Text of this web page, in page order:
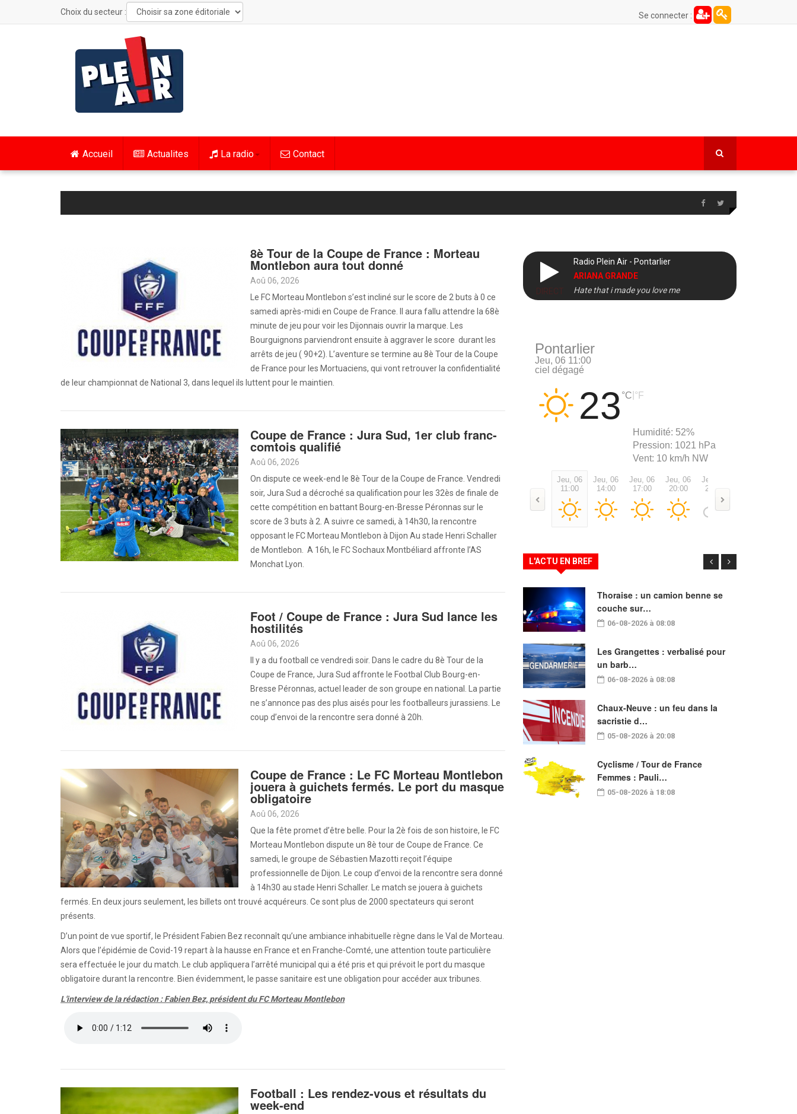
Choix du secteur : Se connecter :
Accueil Actualites La radio Contact
8è Tour de la Coupe de France : Morteau
Montlebon aura tout donné
Aoû 06, 2026
Le FC Morteau Montlebon s’est incliné sur le score de 2 buts à 0 ce
samedi après-midi en Coupe de France. Il aura fallu attendre la 68è
minute de jeu pour voir les Dijonnais ouvrir la marque. Les
Bourguignons parviendront ensuite à aggraver le score durant les
arrêts de jeu ( 90+2). L’aventure se termine au 8è Tour de la Coupe
de France pour les Mortuaciens, qui vont retrouver la confidentialité
de leur championnat de National 3, dans lequel ils luttent pour le maintien.
Coupe de France : Jura Sud, 1er club franc-
comtois qualifié
Aoû 06, 2026
On dispute ce week-end le 8è Tour de la Coupe de France. Vendredi
soir, Jura Sud a décroché sa qualification pour les 32ès de finale de
cette compétition en battant Bourg-en-Bresse Péronnas sur le
score de 3 buts à 2. A suivre ce samedi, à 14h30, la rencontre
opposant le FC Morteau Montlebon à Dijon Au stade Henri Schaller
de Montlebon. A 16h, le FC Sochaux Montbéliard affronte l’AS
Monchat Lyon.
Foot / Coupe de France : Jura Sud lance les
hostilités
Aoû 06, 2026
Il y a du football ce vendredi soir. Dans le cadre du 8è Tour de la
Coupe de France, Jura Sud affronte le Footbal Club Bourg-en-
Bresse Péronnas, actuel leader de son groupe en national. La partie
ne s’annonce pas des plus aisés pour les footballeurs jurassiens. Le
coup d’envoi de la rencontre sera donné à 20h.
Coupe de France : Le FC Morteau Montlebon
jouera à guichets fermés. Le port du masque
obligatoire
Aoû 06, 2026
Que la fête promet d’être belle. Pour la 2è fois de son histoire, le FC
Morteau Montlebon dispute un 8è tour de Coupe de France. Ce
samedi, le groupe de Sébastien Mazotti reçoit l’équipe
professionnelle de Dijon. Le coup d’envoi de la rencontre sera donné
à 14h30 au stade Henri Schaller. Le match se jouera à guichets
fermés. En deux jours seulement, les billets ont trouvé acquéreurs. Ce sont plus de 2000 spectateurs qui seront
présents.
D’un point de vue sportif, le Président Fabien Bez reconnaît qu’une ambiance inhabituelle règne dans le Val de Morteau.
Alors que l’épidémie de Covid-19 repart à la hausse en France et en Franche-Comté, une attention toute particulière
sera effectuée le jour du match. Le club appliquera l’arrêté municipal qui a été pris et qui prévoit le port du masque
obligatoire durant la rencontre. Bien évidemment, le passe sanitaire est une obligation pour accéder aux tribunes.
L'interview de la rédaction : Fabien Bez, président du FC Morteau Montlebon
Football : Les rendez-vous et résultats du
week-end
DIRECT
Radio Plein Air - Pontarlier
ARIANA GRANDE
Hate that i made you love me
Pontarlier
Jeu, 06 11:00
ciel dégagé
23 °C °F
Humidité: 52%
Pression: 1021 hPa
Vent: 10 km/h NW
Jeu, 06
11:00
Jeu, 06
14:00
Jeu, 06
17:00
Jeu, 06
20:00
Jeu, 06
23:00
L'ACTU EN BREF
Thoraise : un camion benne se
couche sur…
06-08-2026 à 08:08
Les Grangettes : verbalisé pour
un barb…
06-08-2026 à 08:08
Chaux-Neuve : un feu dans la
sacristie d…
05-08-2026 à 20:08
Cyclisme / Tour de France
Femmes : Pauli…
05-08-2026 à 18:08